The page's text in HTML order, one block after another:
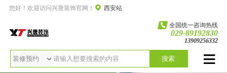
您好！欢迎访问兴唐装饰官网！ 西安站
全国统一咨询热线
029-89192830
13909256332
搜索